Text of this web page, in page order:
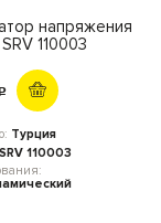
напряжения
110003
Турция
110003